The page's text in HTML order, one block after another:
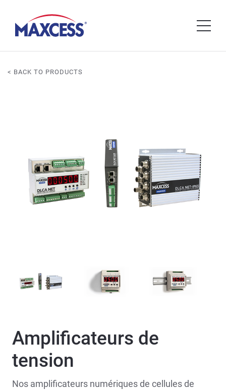
< BACK TO PRODUCTS
Amplificateurs de
tension
Nos amplificateurs numériques de cellules de